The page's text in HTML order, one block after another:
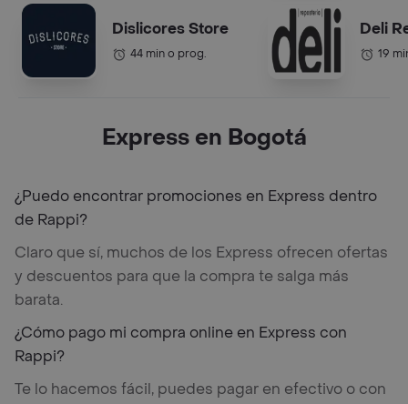
Dislicores Store
44 min o prog.
Deli
19
Express en Bogotá
¿Puedo encontrar promociones en Express dentro
de Rappi?
Claro que sí, muchos de los Express ofrecen ofertas
y descuentos para que la compra te salga más
barata.
¿Cómo pago mi compra online en Express con
Rappi?
Te lo hacemos fácil, puedes pagar en efectivo o con